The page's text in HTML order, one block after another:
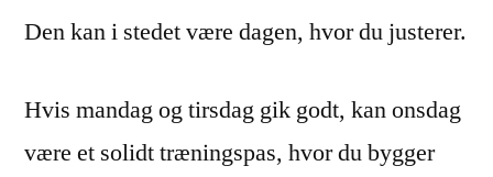
Den kan i stedet være dagen, hvor du justerer.
Hvis mandag og tirsdag gik godt, kan onsdag
være et solidt træningspas, hvor du bygger